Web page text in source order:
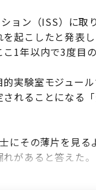
ョン（ISS）に取
起こしたと発表
1年以内で3度目の
実験室モジュー
れることになる
その薄片を見る
があると答えた。